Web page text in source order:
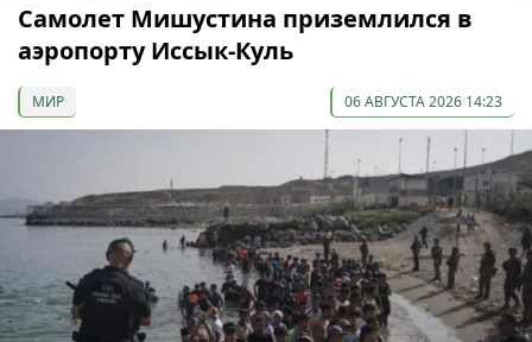
Самолет Мишустина приземлился в
аэропорту Иссык-Куль
МИР 06 АВГУСТА 2026 14:23